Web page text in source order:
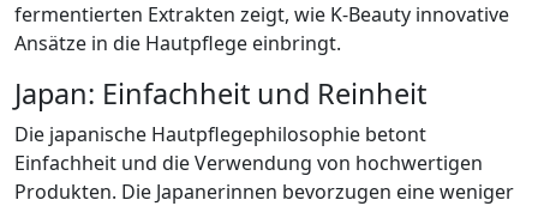
fermentierten Extrakten zeigt, wie K-Beauty innovative
Ansätze in die Hautpflege einbringt.
Japan: Einfachheit und Reinheit
Die japanische Hautpflegephilosophie betont
Einfachheit und die Verwendung von hochwertigen
Produkten. Die Japanerinnen bevorzugen eine weniger